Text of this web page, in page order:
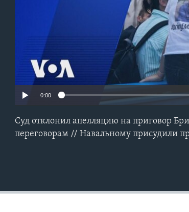
0:00
Суд отклонил апелляцию на приговор
переговорам // Навальному присудили